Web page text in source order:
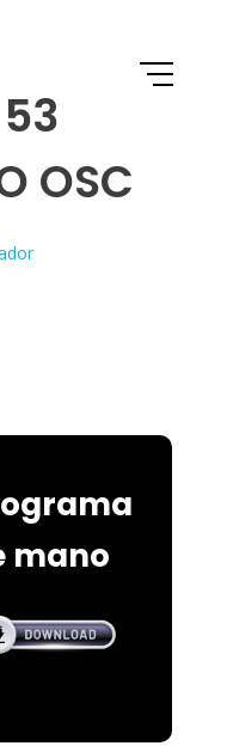
OSC
mano